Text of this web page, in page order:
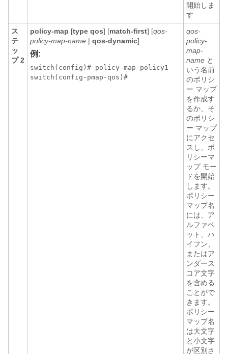
開始しま
す
ス
テ
ッ
プ 2
policy-map [type qos] [match-first] [qos-
policy-map-name | qos-dynamic]
例:
switch(config)# policy-map policy1
switch(config-pmap-qos)#
qos-
policy-
map-
name と
いう名前
のポリシ
ー マップ
を作成す
るか、そ
のポリシ
ー マップ
にアクセ
スし、ポ
リシーマ
ップ モー
ドを開始
します。
ポリシー
マップ名
には、ア
ルファベ
ット、ハ
イフン、
またはア
ンダース
コア文字
を含める
ことがで
きます。
ポリシー
マップ名
は大文字
と小文字
が区別さ